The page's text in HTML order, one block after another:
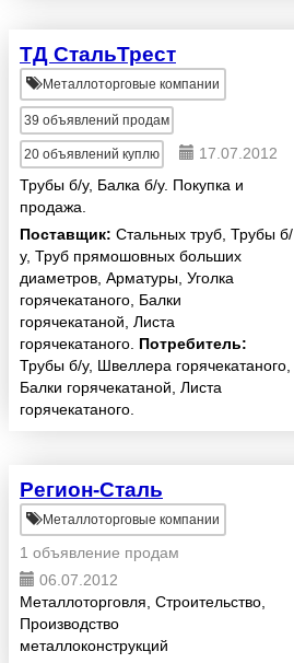
ТД СтальТрест
Металлоторговые компании
39 объявлений продам
20 объявлений куплю
17.07.2012
Трубы б/у, Балка б/у. Покупка и
продажа.
Поставщик: Стальных труб, Трубы б/
у, Труб прямошовных больших
диаметров, Арматуры, Уголка
горячекатаного, Балки
горячекатаной, Листа
горячекатаного. Потребитель:
Трубы б/у, Швеллера горячекатаного,
Балки горячекатаной, Листа
горячекатаного.
Регион-Сталь
Металлоторговые компании
1 объявление продам
06.07.2012
Металлоторговля, Строительство,
Производство
металлоконструкций